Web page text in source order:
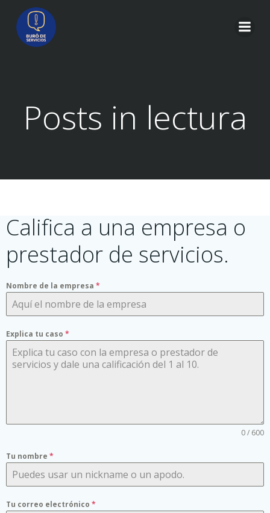
Posts in lectura
Califica a una empresa o
prestador de servicios.
Nombre de la empresa *
Explica tu caso *
0 / 600
Tu nombre *
Tu correo electrónico *